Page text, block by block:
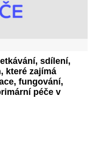
sdílení,
které zajímá
fungování,
péče v